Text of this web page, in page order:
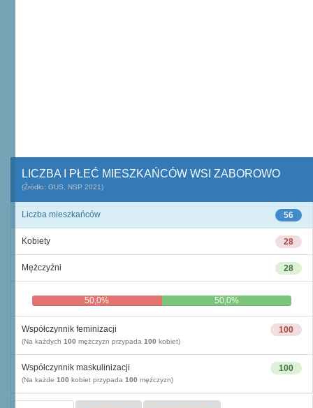
LICZBA I PŁEĆ MIESZKAŃCÓW WSI ZABOROWO
(Źródło: GUS, NSP 2021)
56
Liczba mieszkańców
28
Kobiety
28
Mężczyźni
50,0% 50,0%
100
Współczynnik feminizacji
(Na każdych 100 mężczyzn przypada 100 kobiet)
100
Współczynnik maskulinizacji
(Na każde 100 kobiet przypada 100 mężczyzn)